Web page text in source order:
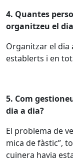
4. Quantes
organitzeu el
Organitzar el dia
establerts i en
5. Com
dia a dia?
El problema de
mica de fàstic”,
cuinera havia